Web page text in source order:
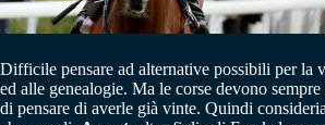
Difficile pensare ad alternative possibili per la
ed alle genealogie. Ma le corse devono sempre
di pensare di averle già vinte. Quindi